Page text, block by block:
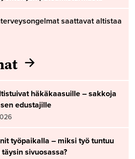
saattavat altistaa
häkäkaasuille – sakkoja
edustajille
työpaikalla – miksi työ tuntuu
sivuosassa?